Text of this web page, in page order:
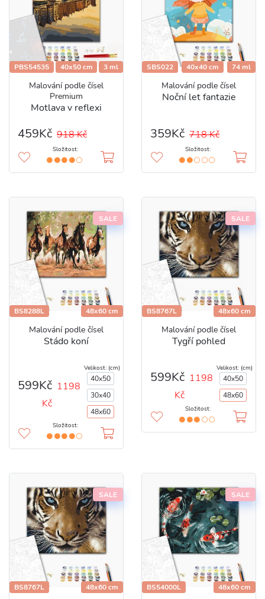
PBS54535 40x50 cm 3 ml
Malování podle čísel
Premium
Motlava v reflexi
459Kč 918 Kč
Složitost:
SBS022 40x40 cm 74 ml
Malování podle čísel
Noční let fantazie
359Kč 718 Kč
Složitost:
SALE
BS8288L 48x60 cm
Malování podle čísel
Stádo koní
599Kč 1198
Kč
Velikost: (cm)
40x50
30x40
48x60
Složitost:
SALE
BS8767L 48x60 cm
Malování podle čísel
Tygří pohled
599Kč 1198
Kč
Velikost: (cm)
40x50
48x60
Složitost:
SALE
BS8767L 48x60 cm
SALE
BS54000L 48x60 cm